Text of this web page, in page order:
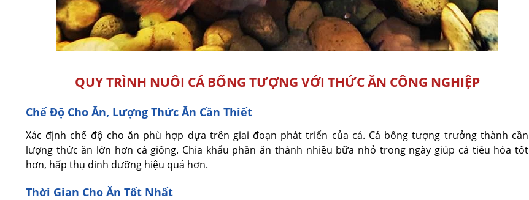
QUY TRÌNH NUÔI CÁ BỐNG TƯỢNG VỚI THỨC ĂN CÔNG NGHIỆP
Chế Độ Cho Ăn, Lượng Thức Ăn Cần Thiết
Xác định chế độ cho ăn phù hợp dựa trên giai đoạn phát triển của cá. Cá bống tượng trưởng thành cần
lượng thức ăn lớn hơn cá giống. Chia khẩu phần ăn thành nhiều bữa nhỏ trong ngày giúp cá tiêu hóa tốt
hơn, hấp thụ dinh dưỡng hiệu quả hơn.
Thời Gian Cho Ăn Tốt Nhất